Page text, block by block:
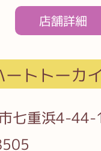
店舗詳細
ートトーカ
七重浜4-44-